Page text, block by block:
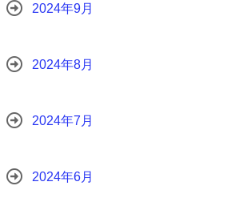
2024年9月
2024年8月
2024年7月
2024年6月